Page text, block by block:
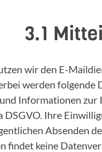
3.1
wir den E-
werden folgende
Informationen
DSGVO. Ihre
Absenden
findet keine